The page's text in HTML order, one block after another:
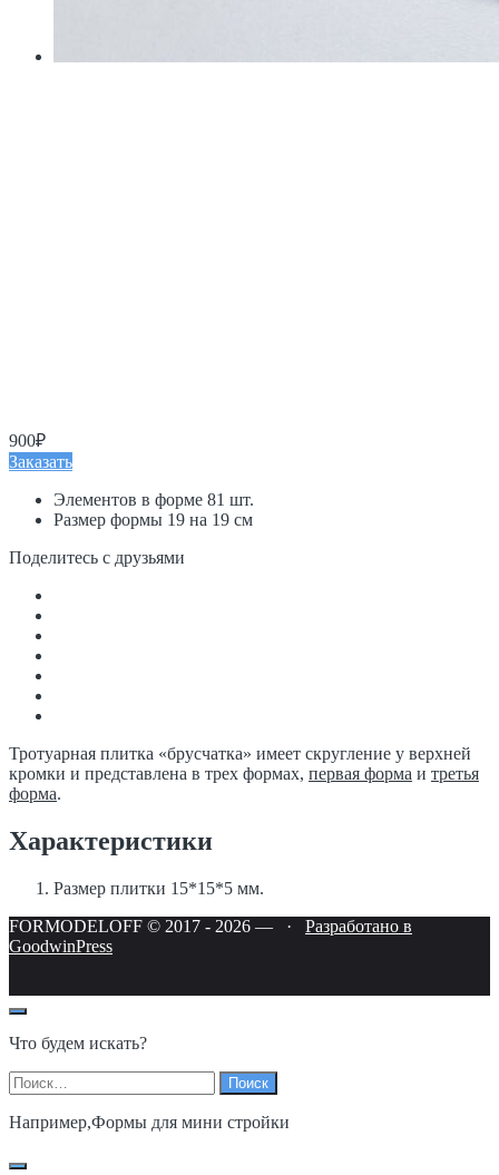
900₽
Заказать
Элементов в форме 81 шт.
Размер формы 19 на 19 см
Поделитесь с друзьями
Тротуарная плитка «брусчатка» имеет скругление у верхней
кромки и представлена в трех формах, первая форма и третья
форма.
Характеристики
Размер плитки 15*15*5 мм.
FORMODELOFF © 2017 - 2026 — · Разработано в
GoodwinPress
Что будем искать?
Найти:
Например,Формы для мини стройки